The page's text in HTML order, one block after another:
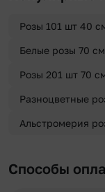
Розы 101 шт 40
Белые розы 70 см
Розы 201 шт 70
Разноцветные
Альстромерия
Способы